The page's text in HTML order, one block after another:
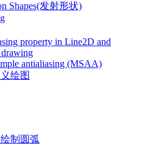
Shapes(发射形状)
property in Line2D and
antialiasing (MSAA)
绘图
制圆弧